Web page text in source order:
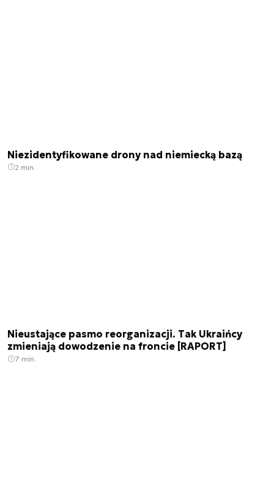
Niezidentyfikowane drony nad niemiecką bazą
2 min.
Nieustające pasmo reorganizacji. Tak Ukraińcy
zmieniają dowodzenie na froncie [RAPORT]
7 min.